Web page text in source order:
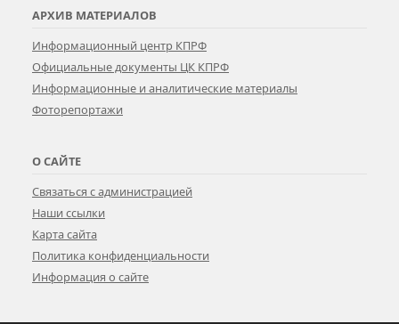
АРХИВ МАТЕРИАЛОВ
Информационный центр КПРФ
Официальные документы ЦК КПРФ
Информационные и аналитические материалы
Фоторепортажи
О САЙТЕ
Связаться с администрацией
Наши ссылки
Карта сайта
Политика конфиденциальности
Информация о сайте